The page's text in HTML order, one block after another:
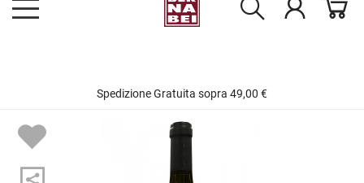
Spedizione Gratuita sopra 49,00 €